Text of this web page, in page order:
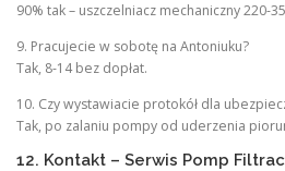
90% tak – uszczelniacz mechaniczny 220-
9. Pracujecie w sobotę na Antoniuku?
Tak, 8-14 bez dopłat.
10. Czy wystawiacie protokół dla
Tak, po zalaniu pompy od uderzenia
12. Kontakt – Serwis Pomp